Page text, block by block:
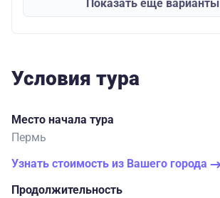
Показать еще варианты
Условия тура
Место начала тура
Пермь
Узнать стоимость из Вашего города
Продолжительность